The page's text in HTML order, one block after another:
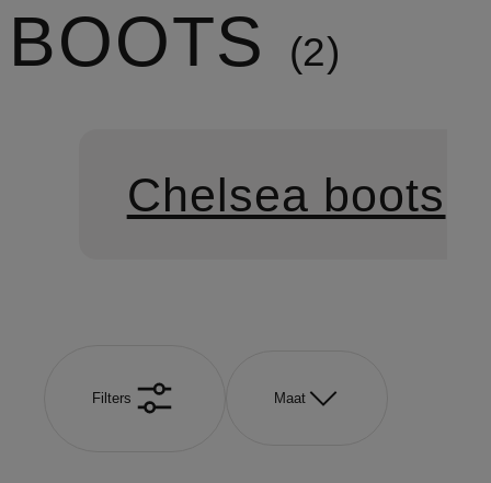
BOOTS
2
Chelsea boots
Filters Maat